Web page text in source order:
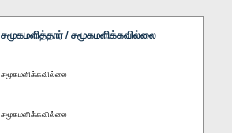
சமூகமளித்தார் / சமூகமளிக்கவில்லை
சமூகமளிக்கவில்லை
சமூகமளிக்கவில்லை